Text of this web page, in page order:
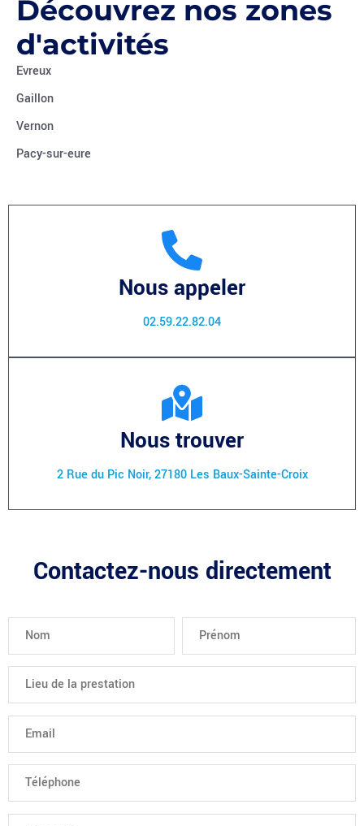
Découvrez nos zones
d'activités
Evreux
Gaillon
Vernon
Pacy-sur-eure
Nous appeler
02.59.22.82.04
Nous trouver
2 Rue du Pic Noir, 27180 Les Baux-Sainte-Croix
Contactez-nous directement